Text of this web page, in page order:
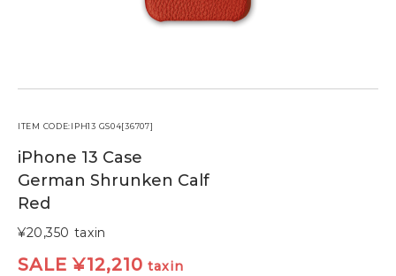
FEATURE
MAINTENANCE
STORE
ITEM CODE:IPH13 GS04[36707]
iPhone 13 Case
German Shrunken Calf
Red
¥20,350 taxin
SALE¥12,210 taxin